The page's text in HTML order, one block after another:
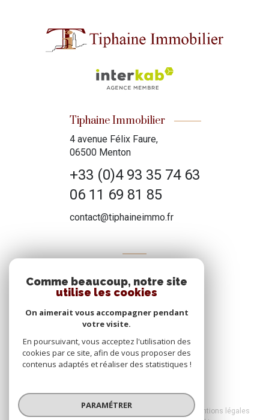
Tiphaine Immobilier
4 avenue Félix Faure,
06500 Menton
+33 (0)4 93 35 74 63
06 11 69 81 85
contact@tiphaineimmo.fr
Nous adhérons
© 2026 | Tous droits réservés
Mentions légales
Comme beaucoup, notre site
utilise les cookies
On aimerait vous accompagner pendant
votre visite.
En poursuivant, vous acceptez l'utilisation des
cookies par ce site, afin de vous proposer des
contenus adaptés et réaliser des statistiques !
PARAMÉTRER